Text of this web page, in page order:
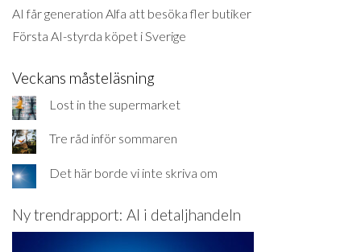
AI får generation Alfa att besöka fler butiker
Första AI-styrda köpet i Sverige
Veckans måsteläsning
Lost in the supermarket
Tre råd inför sommaren
Det här borde vi inte skriva om
Ny trendrapport: AI i detaljhandeln